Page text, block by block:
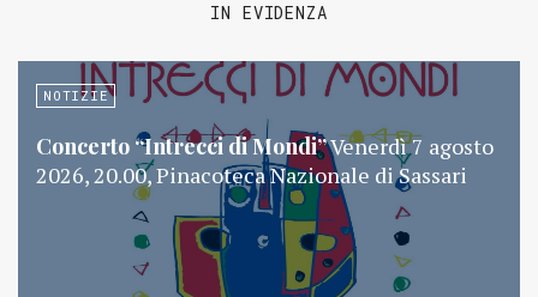
IN EVIDENZA
NOTIZIE
Concerto “Intrecci di Mondi”Venerdì 7 agosto
2026, 20.00, Pinacoteca Nazionale di Sassari